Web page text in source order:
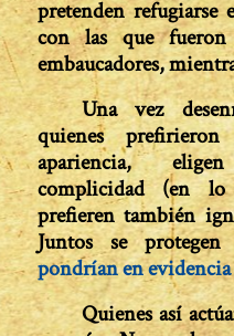
pretenden refugiarse
con las que fueron
embaucadores,
Una vez
quienes
apariencia,
complicidad (en lo
prefieren también
Juntos se protegen
pondrían en
Quienes así